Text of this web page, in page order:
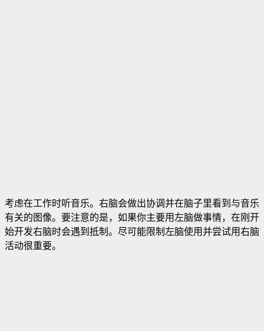
考虑在工作时听音乐。右脑会做出协调并在脑子里看到与音乐
有关的图像。要注意的是，如果你主要用左脑做事情，在刚开
始开发右脑时会遇到抵制。尽可能限制左脑使用并尝试用右脑
活动很重要。